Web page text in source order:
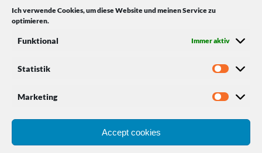
Ich verwende Cookies, um diese Website und meinen Service zu
optimieren.
Funktional Immer aktiv
Statistik
Marketing
Accept cookies
Kontakt